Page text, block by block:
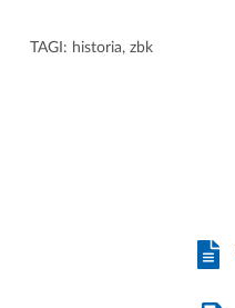
TAGI: historia, zbk